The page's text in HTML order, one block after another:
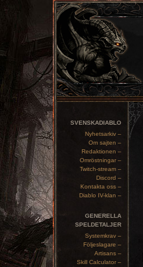
SVENSKADIABLO
Nyhetsarkiv –
Om sajten –
Redaktionen –
Omröstningar –
Twitch-stream –
Discord –
Kontakta oss –
Diablo IV-klan –
GENERELLA
SPELDETALJER
Systemkrav –
Följeslagare –
Artisans –
Skill Calculator –